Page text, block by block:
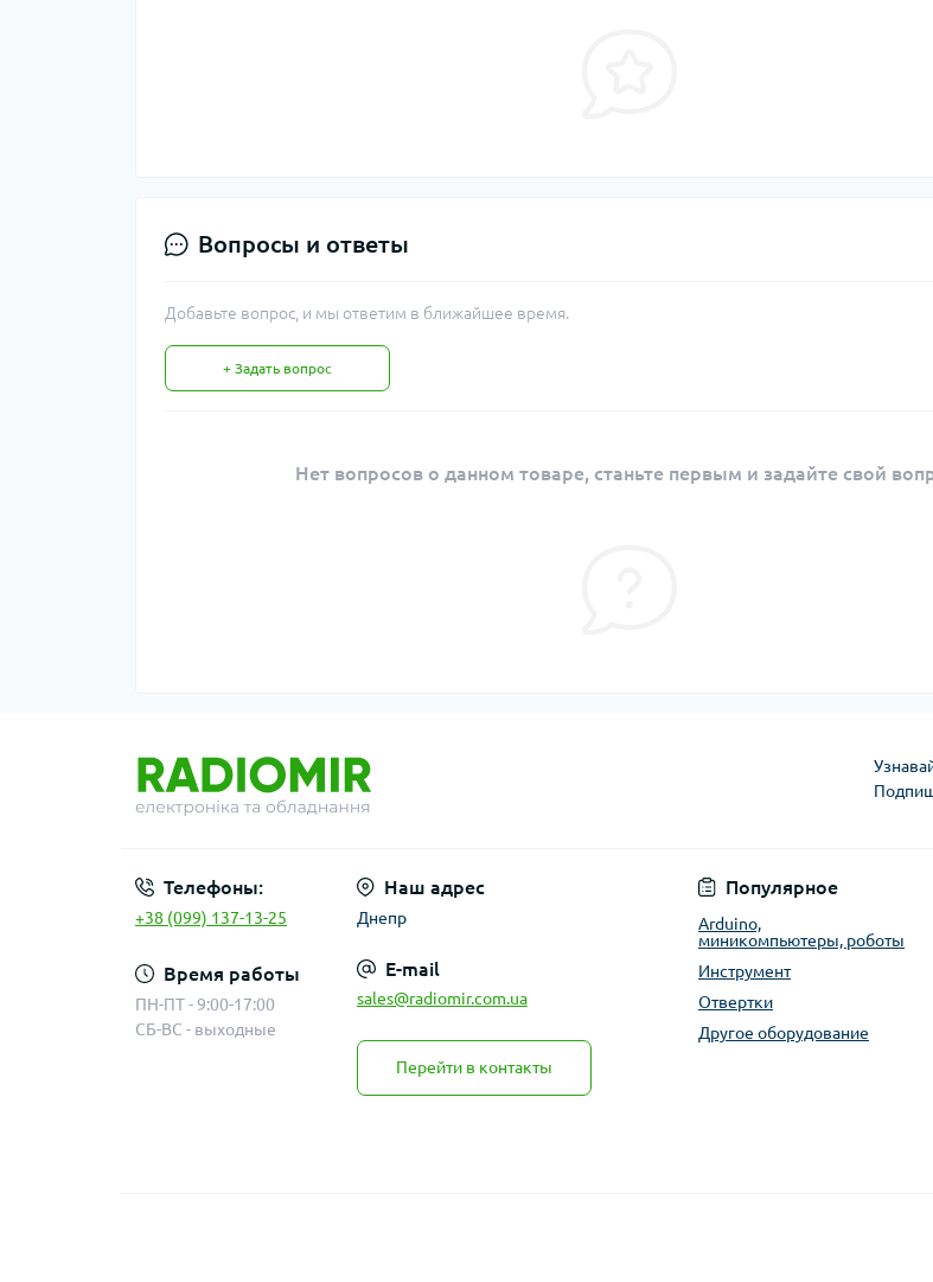
Вопросы и ответы
Добавьте вопрос, и мы ответим в ближайшее время.
+ Задать вопрос
Нет вопросов о данном товаре, станьте первым и задайте свой
Телефоны:
+38 (099) 137-13-25
Время работы
ПН-ПТ - 9:00-17:00
СБ-ВС - выходные
Наш адрес
Днепр
E-mail
sales@radiomir.com.ua
Перейти в контакты
Популярное
Arduino,
миникомпьютеры, роботы
Инструмент
Отвертки
Другое оборудование